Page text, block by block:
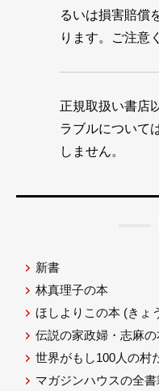
るいは損害賠償
ります。ご注意
正規取扱い書店
ラブルについて
しません。
新書
林真理子の本
ほしよりこの本 (きょ
伝説の家政婦・志麻の
世界がもし100人の村
マガジンハウスの全書